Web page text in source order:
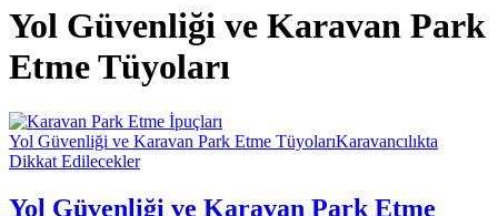
Yol Güvenliği ve Karavan Park
Etme Tüyoları
Yol Güvenliği ve Karavan Park Etme TüyolarıKaravancılıkta
Dikkat Edilecekler
Yol Güvenliği ve Karavan Park Etme